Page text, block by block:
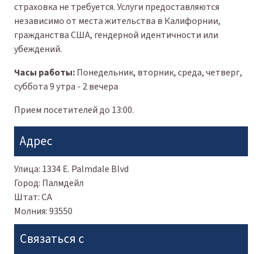
страховка не требуется. Услуги предоставляются
независимо от места жительства в Калифорнии,
гражданства США, гендерной идентичности или
убеждений.
Часы работы:Понедельник, вторник, среда, четверг,
суббота 9 утра - 2 вечера
Прием посетителей до 13:00.
Адрес
Улица: 1334 E. Palmdale Blvd
Город: Палмдейл
Штат:CA
Молния:93550
Связаться с